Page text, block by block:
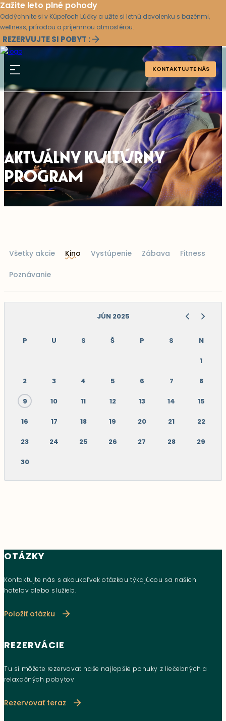
Zažite leto plné pohody
Oddýchnite si v Kúpeľoch Lúčky a užite si letnú dovolenku s bazénmi,
wellness, prírodou a príjemnou atmosférou.
REZERVUJTE SI POBYT :
KONTAKTUJTE NÁS
AKTUÁLNY KULTÚRNY
PROGRAM
Všetky akcie Kino Vystúpenie Zábava Fitness
Poznávanie
JÚN 2025
P U S Š P S N
1
2 3 4 5 6 7 8
9 10 11 12 13 14 15
16 17 18 19 20 21 22
23 24 25 26 27 28 29
30
OTÁZKY
Kontaktujte nás s akoukoľvek otázkou týkajúcou sa našich
hotelov alebo služieb.
Položiť otázku
REZERVÁCIE
Tu si môžete rezervovať naše najlepšie ponuky z liečebných a
relaxačných pobytov
Rezervovať teraz